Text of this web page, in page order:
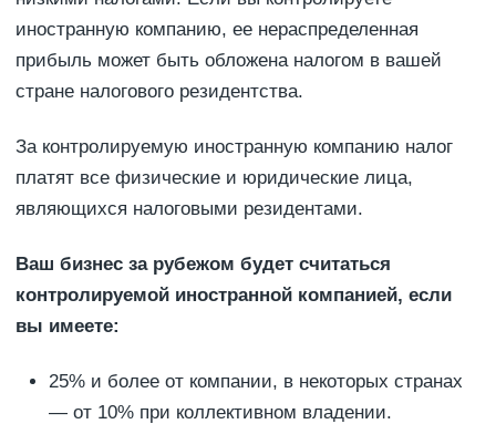
иностранную компанию, ее нераспределенная
прибыль может быть обложена налогом в вашей
стране налогового резидентства.
За контролируемую иностранную компанию налог
платят все физические и юридические лица,
являющихся налоговыми резидентами.
Ваш бизнес за рубежом будет считаться
контролируемой иностранной компанией, если
вы имеете:
25% и более от компании, в некоторых странах
— от 10% при коллективном владении.